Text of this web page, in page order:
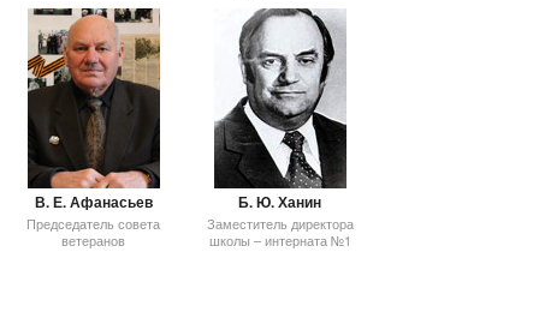
В. Е. Афанасьев
Председатель совета
ветеранов
Б. Ю. Ханин
Заместитель директора
школы – интерната №1